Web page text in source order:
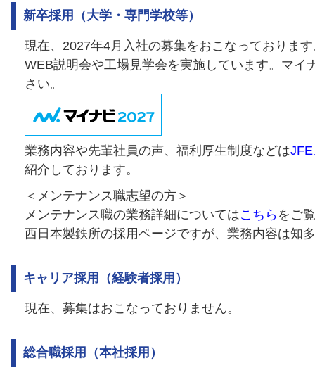
新卒採用（大学・専門学校等）
現在、2027年4月入社の募集をおこなっておりま
WEB説明会や工場見学会を実施しています。マイ
さい。
業務内容や先輩社員の声、福利厚生制度などは
紹介しております。
＜メンテナンス職志望の方＞
メンテナンス職の業務詳細についてはこちら をご
西日本製鉄所の採用ページですが、業務内容は知
キャリア採用（経験者採用）
現在、募集はおこなっておりません。
総合職採用（本社採用）